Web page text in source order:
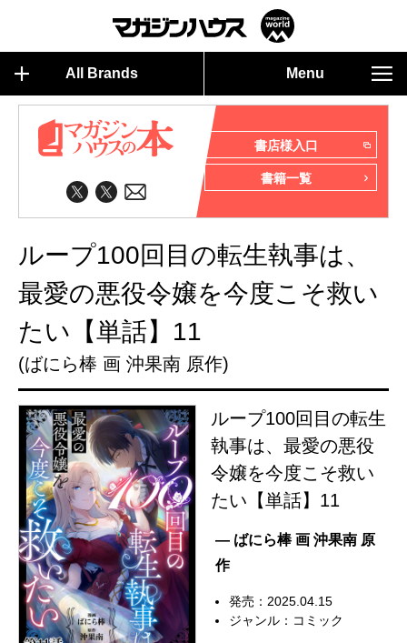
All Brands Menu
書店様入口
書籍一覧
ループ100回目の転生執事は、
最愛の悪役令嬢を今度こそ救い
たい【単話】11
(ばにら棒 画 沖果南 原作)
ループ100回目の転生
執事は、最愛の悪役
令嬢を今度こそ救い
たい【単話】11
— ばにら棒 画 沖果南 原
作
発売：2025.04.15
ジャンル： コミック